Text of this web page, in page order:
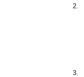
2.
3.